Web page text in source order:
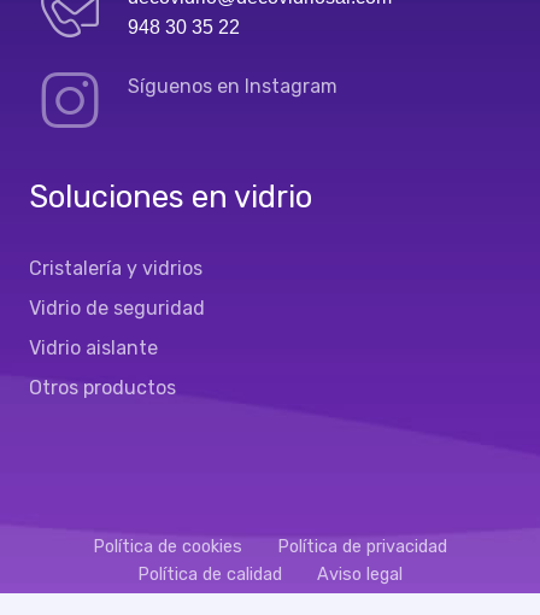
948 30 35 22
Síguenos en Instagram
Soluciones en vidrio
Cristalería y vidrios
Vidrio de seguridad
Vidrio aislante
Otros productos
Política de cookies
Política de privacidad
Política de calidad
Aviso legal